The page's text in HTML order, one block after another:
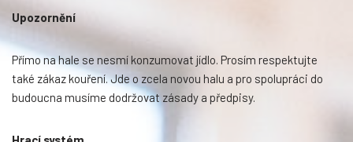
Upozornění
Přímo na hale se nesmí konzumovat jídlo. Prosím respektujte
také zákaz kouření. Jde o zcela novou halu a pro spolupráci do
budoucna musíme dodržovat zásady a předpisy.